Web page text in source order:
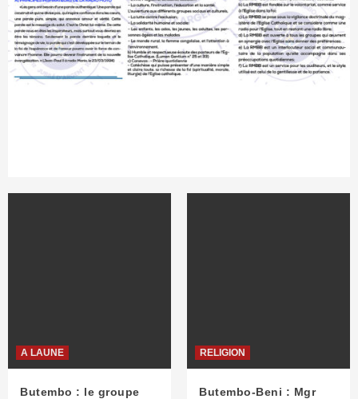
A LAUNE
Butembo : le groupe
RELIGION
Butembo-Beni : Mgr